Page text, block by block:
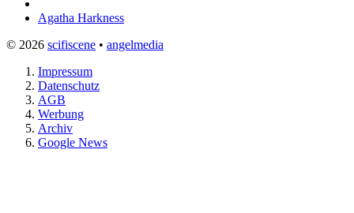
Agatha Harkness
© 2026 scifiscene • angelmedia
Impressum
Datenschutz
AGB
Werbung
Archiv
Google News